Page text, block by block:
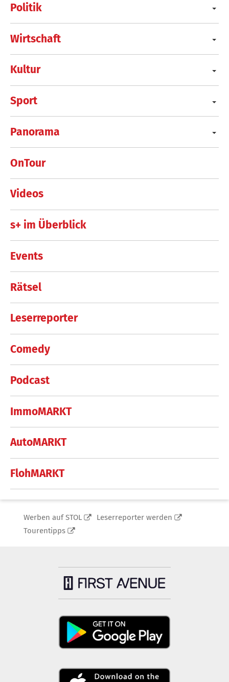
Politik
Wirtschaft
Kultur
Sport
Panorama
OnTour
Videos
s+ im Überblick
Events
Rätsel
Leserreporter
Comedy
Podcast
ImmoMARKT
AutoMARKT
FlohMARKT
Werben auf STOL
Leserreporter werden
Tourentipps